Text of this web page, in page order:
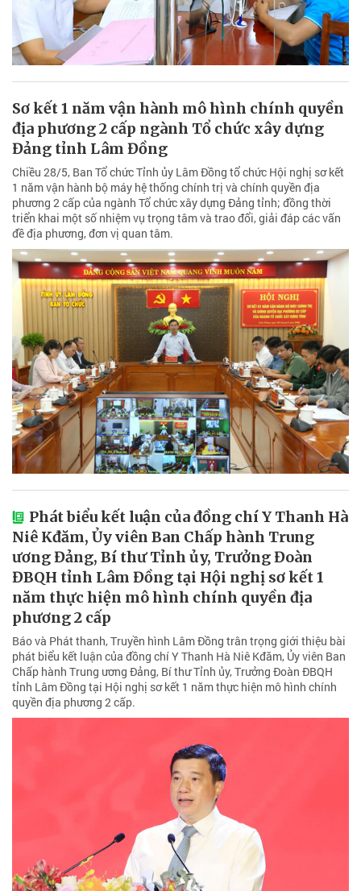
Sơ kết 1 năm vận hành mô hình chính quyền
địa phương 2 cấp ngành Tổ chức xây dựng
Đảng tỉnh Lâm Đồng
Chiều 28/5, Ban Tổ chức Tỉnh ủy Lâm Đồng tổ chức Hội nghị sơ kết
1 năm vận hành bộ máy hệ thống chính trị và chính quyền địa
phương 2 cấp của ngành Tổ chức xây dựng Đảng tỉnh; đồng thời
triển khai một số nhiệm vụ trọng tâm và trao đổi, giải đáp các vấn
đề địa phương, đơn vị quan tâm.
Phát biểu kết luận của đồng chí Y Thanh Hà
Niê Kđăm, Ủy viên Ban Chấp hành Trung
ương Đảng, Bí thư Tỉnh ủy, Trưởng Đoàn
ĐBQH tỉnh Lâm Đồng tại Hội nghị sơ kết 1
năm thực hiện mô hình chính quyền địa
phương 2 cấp
Báo và Phát thanh, Truyền hình Lâm Đồng trân trọng giới thiệu bài
phát biểu kết luận của đồng chí Y Thanh Hà Niê Kđăm, Ủy viên Ban
Chấp hành Trung ương Đảng, Bí thư Tỉnh ủy, Trưởng Đoàn ĐBQH
tỉnh Lâm Đồng tại Hội nghị sơ kết 1 năm thực hiện mô hình chính
quyền địa phương 2 cấp.